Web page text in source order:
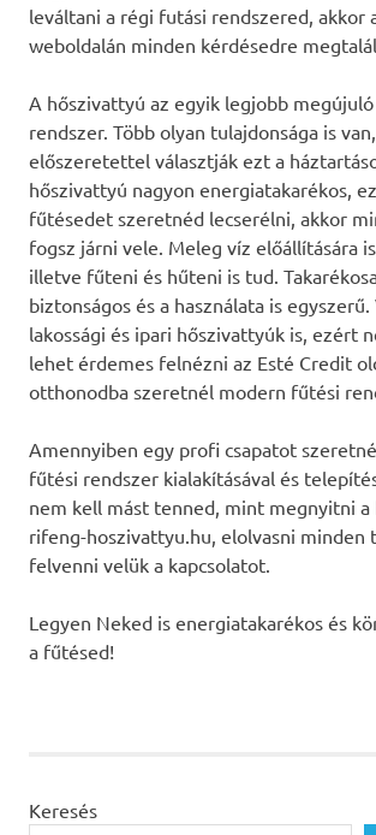
leváltani a régi futási rendszered, akkor
weboldalán minden kérdésedre
A hőszivattyú az egyik legjobb
rendszer. Több olyan tulajdonsága is
előszeretettel választják ezt a
hőszivattyú nagyon energiatakarékos,
fűtésedet szeretnéd lecserélni, akkor
fogsz járni vele. Meleg víz előállítására is
illetve fűteni és hűteni is tud.
biztonságos és a használata is egyszerű.
lakossági és ipari hőszivattyúk is, ezért
lehet érdemes felnézni az Esté Credit
otthonodba szeretnél modern fűtési
Amennyiben egy profi csapatot
fűtési rendszer kialakításával és
nem kell mást tenned, mint megnyitni a
rifeng-hoszivattyu.hu, elolvasni minden
felvenni velük a kapcsolatot.
Legyen Neked is energiatakarékos és
a fűtésed!
Keresés